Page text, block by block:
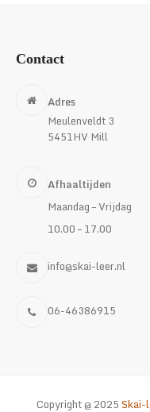
Contact
Adres
Meulenveldt 3
5451HV Mill
Afhaaltijden
Maandag – Vrijdag
10.00 – 17.00
info@skai-leer.nl
06-46386915
Copyright @ 2025Skai-